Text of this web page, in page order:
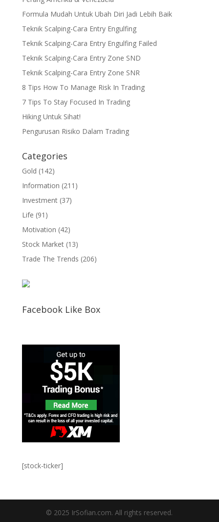
Formula Mudah Untuk Ubah Diri Jadi Lebih Baik
Teknik Scalping-Cara Entry Engulfing
Teknik Scalping-Cara Entry Engulfing Failed
Teknik Scalping-Cara Entry Zone SND
Teknik Scalping-Cara Entry Zone SNR
8 Tips How To Manage Risk In Trading
7 Tips To Stay Focused In Trading
Hiking Untuk Sihat!
Pengurusan Risiko Dalam Trading
Categories
Gold (142)
Information (211)
Investment(37)
Life (91)
Motivation (42)
Stock Market(13)
Trade The Trends (206)
Facebook Like Box
[stock-ticker]
© 2025 IrSofian.com. All rights reserved.